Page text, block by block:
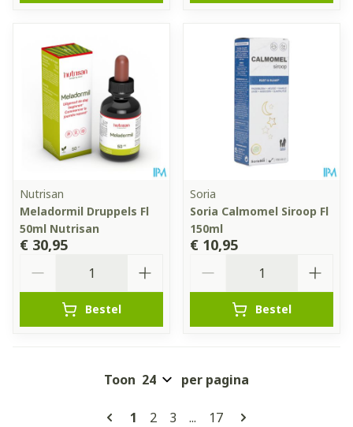
Nutrisan
Meladormil Druppels Fl
50ml Nutrisan
€ 30,95
Bestel
Soria
Soria Calmomel Siroop Fl
150ml
€ 10,95
Bestel
Pagina's
U lees momenteel pagina
1 Pagina
2 Pagina
3 ... Pagina
17
Toon per pagina